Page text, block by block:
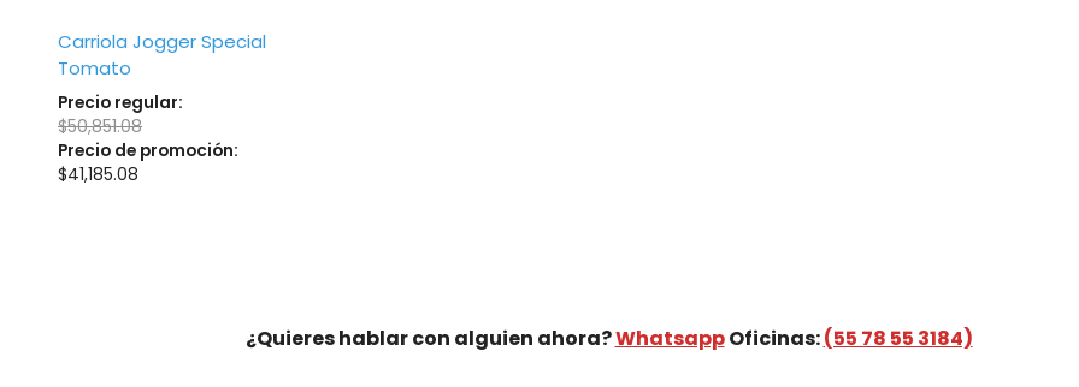
Carriola Jogger Special
Tomato
Precio regular:
$50,851.08
Precio de promoción:
$41,185.08
¿Quieres hablar con alguien ahora?WhatsappOficinas:(55 78 55 3184)